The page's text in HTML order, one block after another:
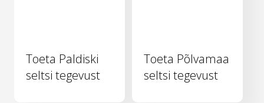
Toeta Paldiski
seltsi tegevust
Toeta Põlvamaa
seltsi tegevust